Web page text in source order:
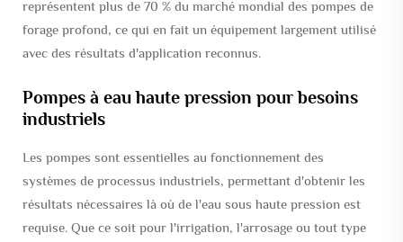
représentent plus de 70 % du marché mondial des pompes de
forage profond, ce qui en fait un équipement largement utilisé
avec des résultats d'application reconnus.
Pompes à eau haute pression pour besoins
industriels
Les pompes sont essentielles au fonctionnement des
systèmes de processus industriels, permettant d'obtenir les
résultats nécessaires là où de l'eau sous haute pression est
requise. Que ce soit pour l'irrigation, l'arrosage ou tout type